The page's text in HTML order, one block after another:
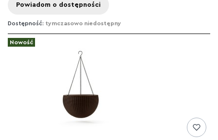
Powiadom o dostępności
Dostępność: tymczasowo niedostępny
Nowość